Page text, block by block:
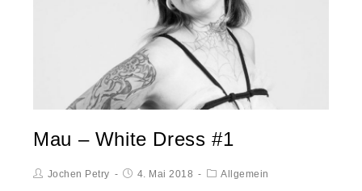
Mau – White Dress #1
Jochen Petry 4. Mai 2018 Allgemein